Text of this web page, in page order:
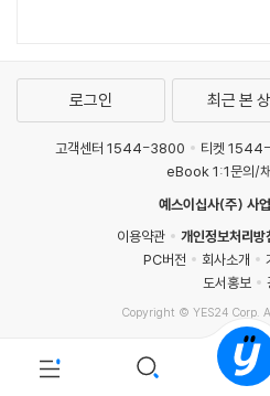
로그인 최근 본
고객센터 1544-3800 티켓
eBook 1:1문의/
예스이십사(주) 사
이용약관
개인정보처리방
PC버전
회사소개
도서홍보
Copyright © YES24 Corp.